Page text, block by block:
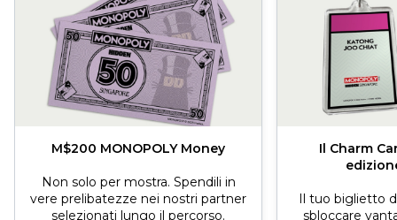
M$200 MONOPOLY Money
Non solo per mostra. Spendili in
vere prelibatezze nei nostri partner
selezionati lungo il percorso.
Il Charm
Il tuo biglietto
sbloccare